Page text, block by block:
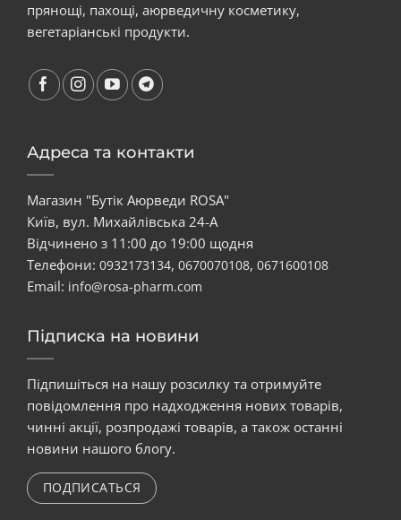
прянощі, пахощі, аюрведичну косметику,
вегетаріанські продукти.
Адреса та контакти
Магазин "Бутік Аюрведи ROSA"
Київ, вул. Михайлівська 24-А
Відчинено з 11:00 до 19:00 щодня
Телефони: 0932173134, 0670070108, 0671600108
Email: info@rosa-pharm.com
Підписка на новини
Підпишіться на нашу розсилку та отримуйте
повідомлення про надходження нових товарів,
чинні акції, розпродажі товарів, а також останні
новини нашого блогу.
ПОДПИСАТЬСЯ